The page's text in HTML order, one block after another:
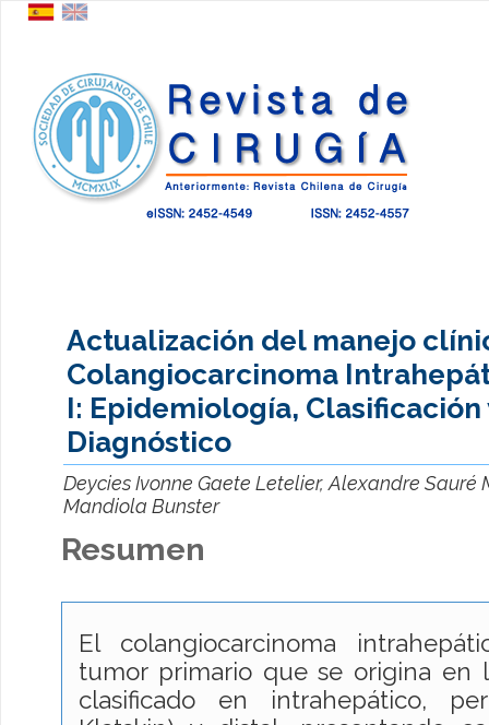
Actualización del manejo
Colangiocarcinoma
I: Epidemiología, Clasificación
Diagnóstico
Deycies Ivonne Gaete Letelier, Alexandre Sauré
Mandiola Bunster
Resumen
El colangiocarcinoma
tumor primario que se origina en
clasificado en intrahepático,